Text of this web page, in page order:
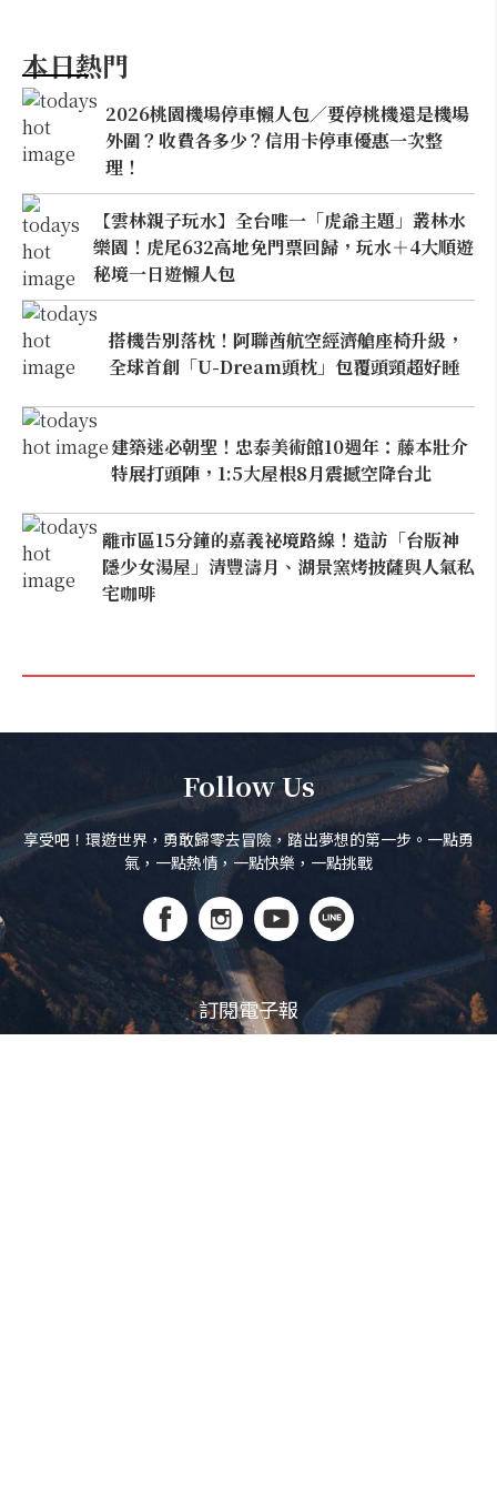
本日熱門
2026桃園機場停車懶人包／要停桃機還是機場
外圍？收費各多少？信用卡停車優惠一次整
理！
【雲林親子玩水】全台唯一「虎爺主題」叢林水
樂園！虎尾632高地免門票回歸，玩水＋4大順遊
秘境一日遊懶人包
搭機告別落枕！阿聯酋航空經濟艙座椅升級，
全球首創「U-Dream頭枕」包覆頭頸超好睡
建築迷必朝聖！忠泰美術館10週年：藤本壯介
特展打頭陣，1:5大屋根8月震撼空降台北
離市區15分鐘的嘉義祕境路線！造訪「台版神
隱少女湯屋」清豐濤月、湖景窯烤披薩與人氣私
宅咖啡
Follow Us
享受吧！環遊世界，勇敢歸零去冒險，踏出夢想的第一步。一點勇
氣，一點熱情，一點快樂，一點挑戰
訂閱電子報